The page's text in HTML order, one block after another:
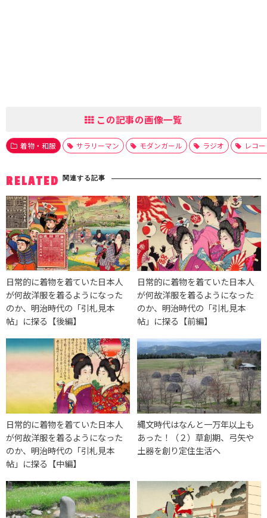
この記事の画像一覧
着物・和服 サラリーマン モダンガール ラジオ レコ
RELATED 関連する記事
日常的に着物を着ていた日本人
が何故洋服を着るようになった
のか、明治時代の「引札見本
帖」に探る【後編】
日常的に着物を着ていた日本人
が何故洋服を着るようになった
のか、明治時代の「引札見本
帖」に探る【前編】
日常的に着物を着ていた日本人
が何故洋服を着るようになった
のか、明治時代の「引札見本
帖」に探る【中編】
縄文時代はなんと一万年以上も
あった！（２）草創期、弓矢や
土器を創り定住生活へ